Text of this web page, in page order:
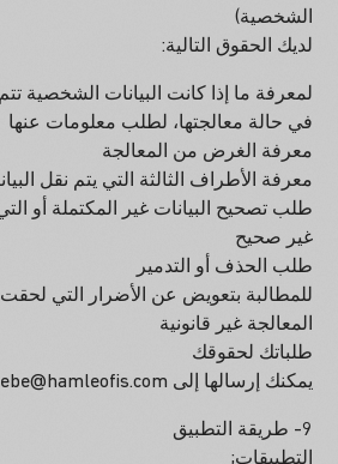
الشخصية)
لديك الحقوق التالية:
لمعرفة ما إذا كانت البيانات الشخصية تتم
في حالة معالجتها، لطلب معلومات عنها
معرفة الغرض من المعالجة
معرفة الأطراف الثالثة التي يتم نقل
طلب تصحيح البيانات غير المكتملة أو
غير صحيح
طلب الحذف أو التدمير
للمطالبة بتعويض عن الأضرار التي
المعالجة غير قانونية
طلباتك لحقوقك
يمكنك إرسالها إلى muhasebe@hamleofis.com.
9- طريقة التطبيق
التطبيقات;